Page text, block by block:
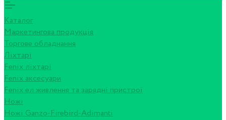
Каталог
Маркетингова продукція
Торгове обладнання
Ліхтарі
Fenix ліхтарі
Fenix аксесуари
Fenix ел живлення та зарядні пристрої
Ножі
Ножі Ganzo-Firebird-Adimanti